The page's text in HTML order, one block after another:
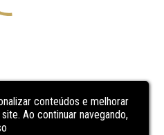
conteúdos e melhorar
Ao continuar navegando,